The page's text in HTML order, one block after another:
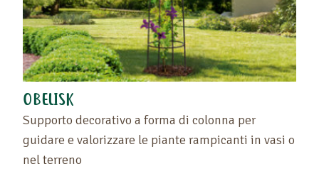
OBELISK
Supporto decorativo a forma di colonna per
guidare e valorizzare le piante rampicanti in vasi o
nel terreno